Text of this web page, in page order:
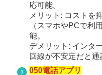
応可能。
メリット: コストを
（スマホやPCで利
能。
デメリット: インタ
回線が不安定だと通
050電話アプリ